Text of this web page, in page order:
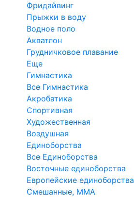
Фридайвинг
Прыжки в воду
Водное поло
Акватлон
Грудничковое плавание
Еще
Гимнастика
Все Гимнастика
Акробатика
Спортивная
Художественная
Воздушная
Единоборства
Все Единоборства
Восточные единоборства
Европейские единоборства
Смешанные, ММА